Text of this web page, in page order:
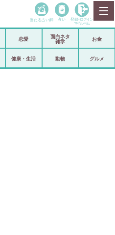
政治
当たる占い師 占い 登録• ログイン
マイルーム
恋愛
面白ネタ
雑学
お金
健康・生活 動物 グルメ